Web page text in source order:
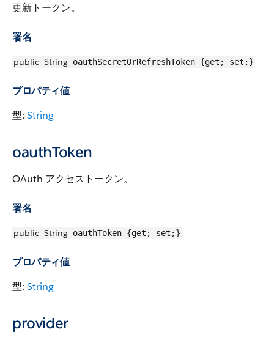
更新トークン。
署名
public String oauthSecretOrRefreshToken {get; set;}
プロパティ値
型: String
oauthToken
OAuth アクセストークン。
署名
public String oauthToken {get; set;}
プロパティ値
型: String
provider